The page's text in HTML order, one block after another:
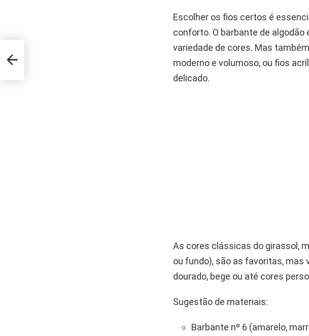
Escolher os fios certos é
conforto. O barbante de
variedade de cores. Mas
moderno e volumoso, ou fios
delicado.
As cores clássicas do girassol,
ou fundo), são as favoritas, mas
dourado, bege ou até cores
Sugestão de materiais:
Barbante nº 6 (amarelo,